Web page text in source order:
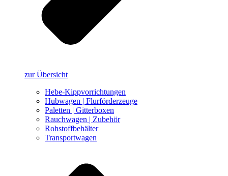
zur Übersicht
Hebe-Kippvorrichtungen
Hubwagen | Flurförderzeuge
Paletten | Gitterboxen
Rauchwagen | Zubehör
Rohstoffbehälter
Transportwagen